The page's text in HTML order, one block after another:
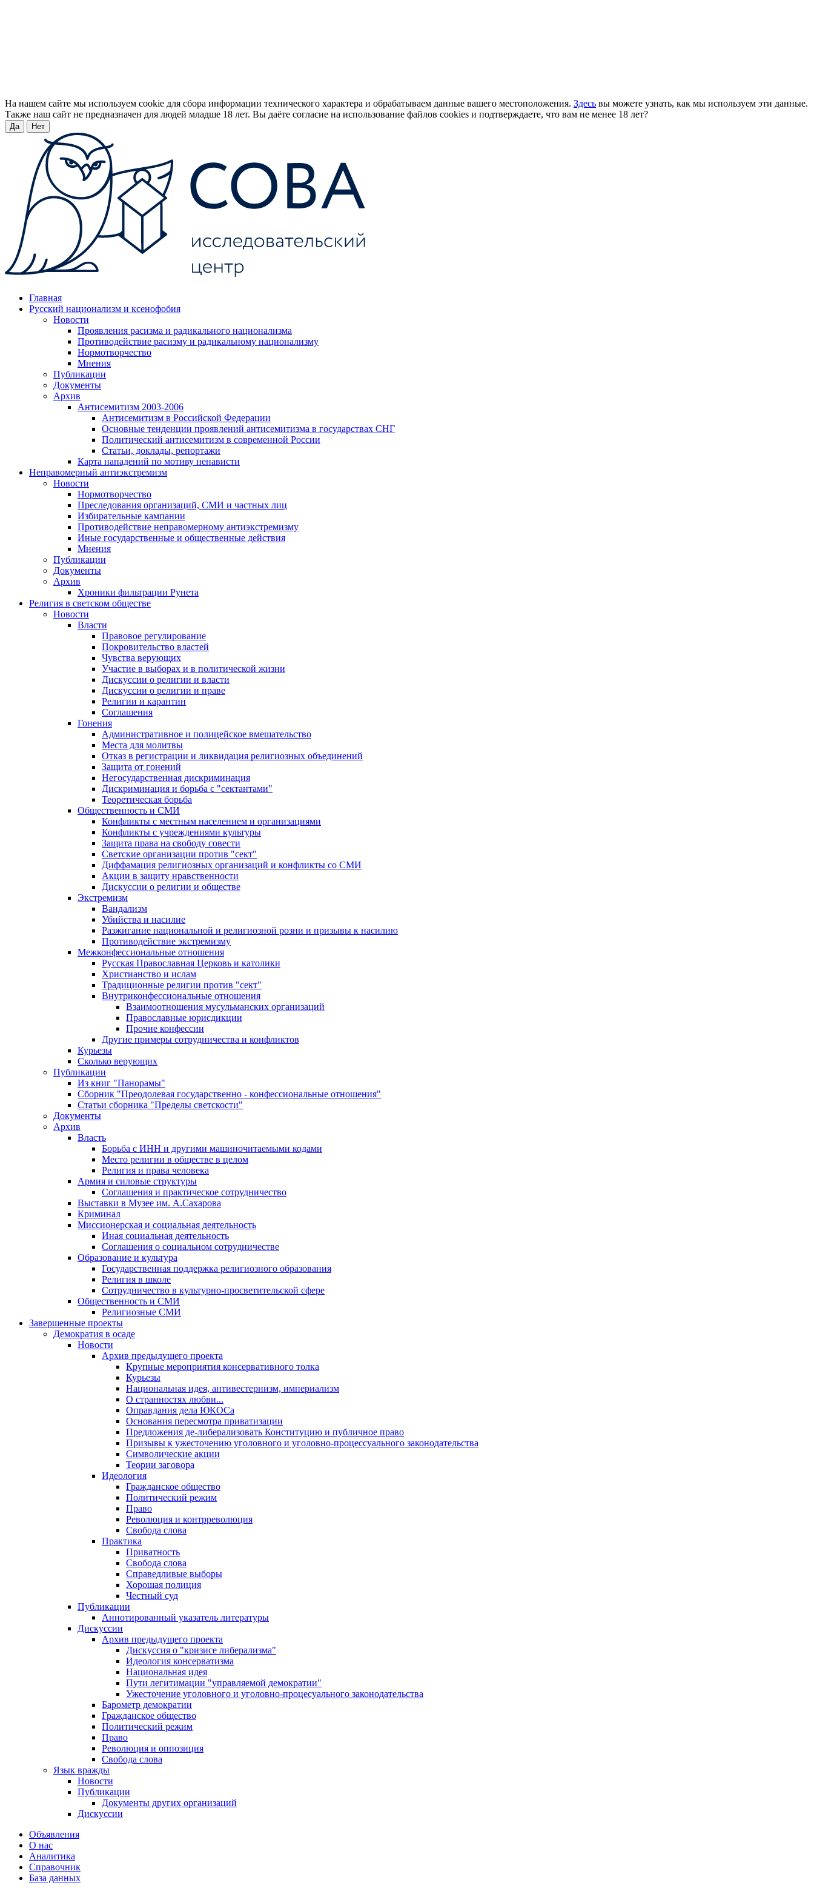
На нашем сайте мы используем cookie для сбора информации технического характера и обрабатываем данные вашего местоположения. Здесь вы можете узнать, как мы используем эти данные.
Также наш сайт не предназначен для людей младше 18 лет. Вы даёте согласие на использование файлов cookies и подтверждаете, что вам не менее 18 лет?
Да Нет
Главная
Русский национализм и ксенофобия
Новости
Проявления расизма и радикального национализма
Противодействие расизму и радикальному национализму
Нормотворчество
Мнения
Публикации
Документы
Архив
Антисемитизм 2003-2006
Антисемитизм в Российской Федерации
Основные тенденции проявлений антисемитизма в государствах СНГ
Политический антисемитизм в современной России
Статьи, доклады, репортажи
Карта нападений по мотиву ненависти
Неправомерный антиэкстремизм
Новости
Нормотворчество
Преследования организаций, СМИ и частных лиц
Избирательные кампании
Противодействие неправомерному антиэкстремизму
Иные государственные и общественные действия
Мнения
Публикации
Документы
Архив
Хроники фильтрации Рунета
Религия в светском обществе
Новости
Власти
Правовое регулирование
Покровительство властей
Чувства верующих
Участие в выборах и в политической жизни
Дискуссии о религии и власти
Дискуссии о религии и праве
Религии и карантин
Соглашения
Гонения
Административное и полицейское вмешательство
Места для молитвы
Отказ в регистрации и ликвидация религиозных объединений
Защита от гонений
Негосударственная дискриминация
Дискриминация и борьба с "сектантами"
Теоретическая борьба
Общественность и СМИ
Конфликты с местным населением и организациями
Конфликты с учреждениями культуры
Защита права на свободу совести
Светские организации против "сект"
Диффамация религиозных организаций и конфликты со СМИ
Акции в защиту нравственности
Дискуссии о религии и обществе
Экстремизм
Вандализм
Убийства и насилие
Разжигание национальной и религиозной розни и призывы к насилию
Противодействие экстремизму
Межконфессиональные отношения
Русская Православная Церковь и католики
Христианство и ислам
Традиционные религии против "сект"
Внутриконфессиональные отношения
Взаимоотношения мусульманских организаций
Православные юрисдикции
Прочие конфессии
Другие примеры сотрудничества и конфликтов
Курьезы
Сколько верующих
Публикации
Из книг "Панорамы"
Сборник "Преодолевая государственно - конфессиональные отношения"
Статьи сборника "Пределы светскости"
Документы
Архив
Власть
Борьба с ИНН и другими машиночитаемыми кодами
Место религии в обществе в целом
Религия и права человека
Армия и силовые структуры
Соглашения и практическое сотрудничество
Выставки в Музее им. А.Сахарова
Криминал
Миссионерская и социальная деятельность
Иная социальная деятельность
Соглашения о социальном сотрудничестве
Образование и культура
Государственная поддержка религиозного образования
Религия в школе
Сотрудничество в культурно-просветительской сфере
Общественность и СМИ
Религиозные СМИ
Завершенные проекты
Демократия в осаде
Новости
Архив предыдущего проекта
Крупные мероприятия консервативного толка
Курьезы
Национальная идея, антивестернизм, империализм
О странностях любви...
Оправдания дела ЮКОСа
Основания пересмотра приватизации
Предложения де-либерализовать Конституцию и публичное право
Призывы к ужесточению уголовного и уголовно-процессуального законодательства
Символические акции
Теории заговора
Идеология
Гражданское общество
Политический режим
Право
Революция и контрреволюция
Свобода слова
Практика
Приватность
Свобода слова
Справедливые выборы
Хорошая полиция
Честный суд
Публикации
Аннотированный указатель литературы
Дискуссии
Архив предыдущего проекта
Дискуссия о "кризисе либерализма"
Идеология консерватизма
Национальная идея
Пути легитимации "управляемой демократии"
Ужесточение уголовного и уголовно-процесуального законодательства
Барометр демократии
Гражданское общество
Политический режим
Право
Революция и оппозиция
Свобода слова
Язык вражды
Новости
Публикации
Документы других организаций
Дискуссии
Объявления
О нас
Аналитика
Справочник
База данных